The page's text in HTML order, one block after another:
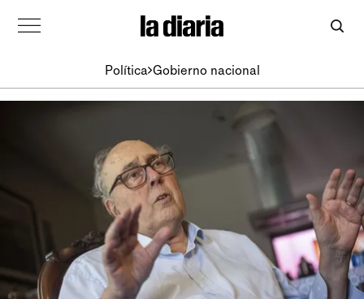
Política Gobierno nacional